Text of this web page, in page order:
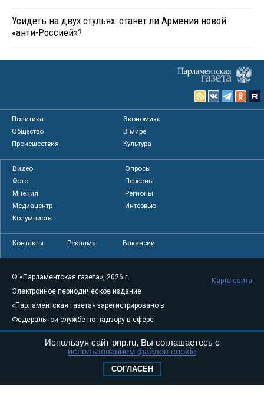
Усидеть на двух стульях: станет ли Армения новой
«анти-Россией»?
Политика
Экономика
Общество
В мире
Происшествия
Культура
Видео
Опросы
Фото
Персоны
Мнения
Регионы
Медиацентр
Интервью
Колумнисты
Контакты Реклама Вакансии
© «Парламентская газета», 2026 г.
Электронное периодическое издание
«Парламентская газета» зарегистрировано в
Федеральной службе по надзору в сфере
связи, информационных технологий и
массовых коммуникаций (Роскомнадзор) 05
Свидетельство о регистрации Эл № ФС77-
Карта сайта
Используя сайт pnp.ru, Вы соглашаетесь с
использованием файлов cookie
СОГЛАСЕН